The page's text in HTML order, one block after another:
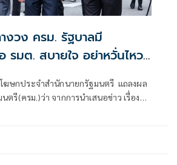
งวง ครม. รัฐบาลมี
รมต. สบายใจ อย่าหวั่นไหว
โฆษกประจำสำนักนายกรัฐมนตรี แถลงผล
รี(ครม.)ว่า จากการนำเสนอข่าว เรื่อง